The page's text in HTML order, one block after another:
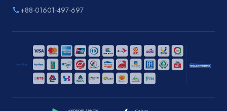
phone+88-01601-497-697